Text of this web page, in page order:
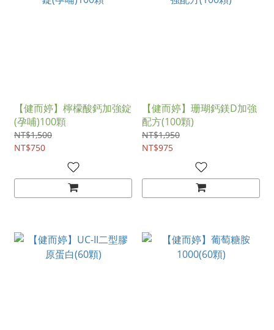
【健而婷】檸檬酸鈣加強錠
(孕哺)100顆
NT$1,500
NT$750
【健而婷】珊瑚鈣鎂D加強
配方(100顆)
NT$1,950
NT$975